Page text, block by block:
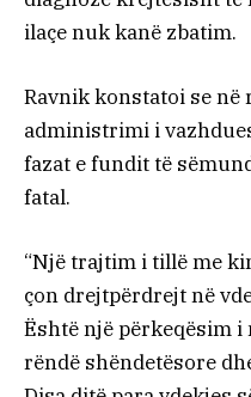
ilaçe nuk kanë zbatim.
Ravnik konstatoi se në
administrimi i
fazat e fundit të
fatal.
“Një trajtim i tillë me
çon drejtpërdrejt në
Është një përkeqësim
rëndë shëndetësore